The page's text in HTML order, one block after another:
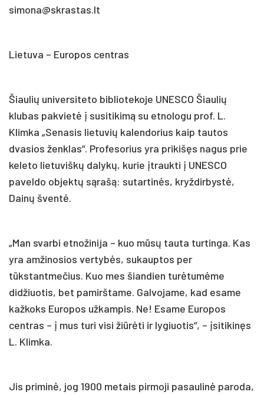
simona@skrastas.lt
Lietuva – Europos centras
Šiaulių universiteto bibliotekoje UNESCO Šiaulių
klubas pakvietė į susitikimą su etnologu prof. L.
Klimka „Senasis lietuvių kalendorius kaip tautos
dvasios ženklas“. Profesorius yra prikišęs nagus prie
keleto lietuviškų dalykų, kurie įtraukti į UNESCO
paveldo objektų sąrašą: sutartinės, kryždirbystė,
Dainų šventė.
„Man svarbi etnožinija – kuo mūsų tauta turtinga. Kas
yra amžinosios vertybės, sukauptos per
tūkstantmečius. Kuo mes šiandien turėtumėme
didžiuotis, bet pamirštame. Galvojame, kad esame
kažkoks Europos užkampis. Ne! Esame Europos
centras – į mus turi visi žiūrėti ir lygiuotis“, – įsitikinęs
L. Klimka.
Jis priminė, jog 1900 metais pirmoji pasaulinė paroda,